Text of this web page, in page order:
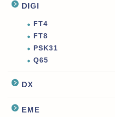
DIGI
FT4
FT8
PSK31
Q65
DX
EME